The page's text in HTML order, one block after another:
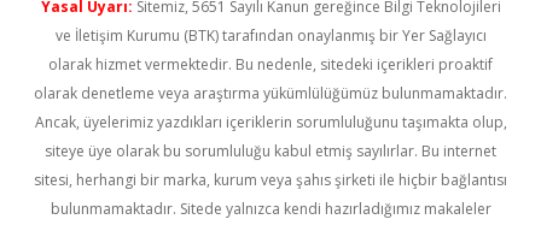
Yasal Uyarı: Sitemiz, 5651 Sayılı Kanun gereğince Bilgi Teknolojileri
ve İletişim Kurumu (BTK) tarafından onaylanmış bir Yer Sağlayıcı
olarak hizmet vermektedir. Bu nedenle, sitedeki içerikleri proaktif
olarak denetleme veya araştırma yükümlülüğümüz bulunmamaktadır.
Ancak, üyelerimiz yazdıkları içeriklerin sorumluluğunu taşımakta olup,
siteye üye olarak bu sorumluluğu kabul etmiş sayılırlar. Bu internet
sitesi, herhangi bir marka, kurum veya şahıs şirketi ile hiçbir bağlantısı
bulunmamaktadır. Sitede yalnızca kendi hazırladığımız makaleler